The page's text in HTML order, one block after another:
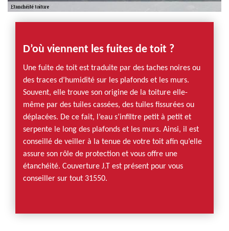
D’où viennent les fuites de toit ?
Une fuite de toit est traduite par des taches noires ou
des traces d’humidité sur les plafonds et les murs.
Souvent, elle trouve son origine de la toiture elle-
même par des tuiles cassées, des tuiles fissurées ou
déplacées. De ce fait, l’eau s’infiltre petit à petit et
serpente le long des plafonds et les murs. Ainsi, il est
conseillé de veiller à la tenue de votre toit afin qu’elle
assure son rôle de protection et vous offre une
étanchéité. Couverture J.T est présent pour vous
conseiller sur tout 31550.